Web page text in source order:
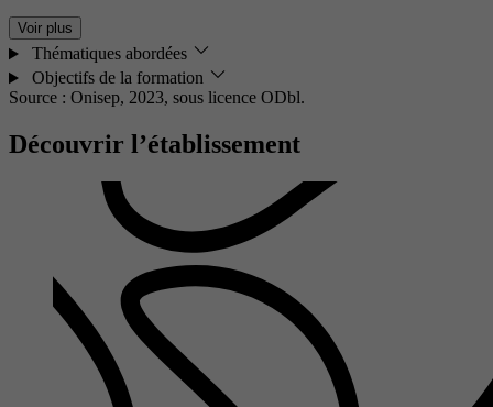
Voir plus
Thématiques abordées
Objectifs de la formation
Source : Onisep, 2023, sous licence ODbl.
Découvrir l’établissement